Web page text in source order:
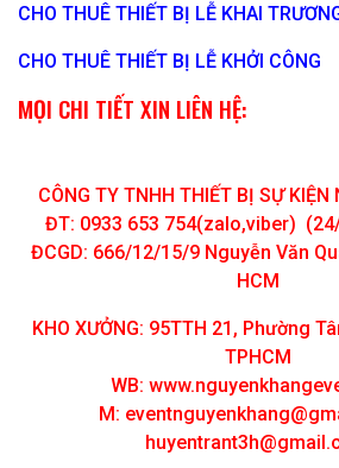
CHO THUÊ THIẾT BỊ LỄ KHAI
CHO THUÊ THIẾT BỊ LỄ KHỞI CÔNG
MỌI CHI TIẾT XIN LIÊN HỆ:
CÔNG TY TNHH THIẾT BỊ SỰ KIỆN
ĐT: 0933 653 754(zalo,viber) (24/
ĐCGD: 666/12/15/9 Nguyễn Văn
HCM
KHO XƯỞNG: 95TTH 21, Phường
TPHCM
WB:
M: